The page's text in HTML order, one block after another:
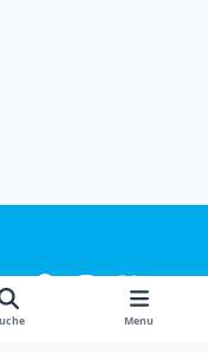
f
c
i
x
y
o
u
Kontakt
Menu